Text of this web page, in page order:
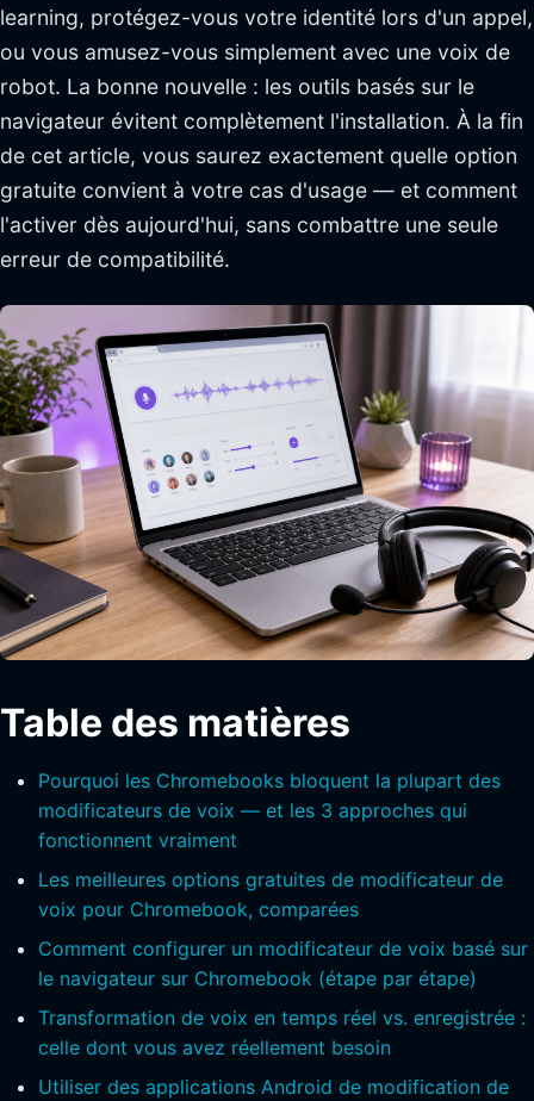
learning, protégez-vous votre identité lors d'un appel,
ou vous amusez-vous simplement avec une voix de
robot. La bonne nouvelle : les outils basés sur le
navigateur évitent complètement l'installation. À la fin
de cet article, vous saurez exactement quelle option
gratuite convient à votre cas d'usage — et comment
l'activer dès aujourd'hui, sans combattre une seule
erreur de compatibilité.
Table des matières
Pourquoi les Chromebooks bloquent la plupart des
modificateurs de voix — et les 3 approches qui
fonctionnent vraiment
Les meilleures options gratuites de modificateur de
voix pour Chromebook, comparées
Comment configurer un modificateur de voix basé sur
le navigateur sur Chromebook (étape par étape)
Transformation de voix en temps réel vs. enregistrée :
celle dont vous avez réellement besoin
Utiliser des applications Android de modification de